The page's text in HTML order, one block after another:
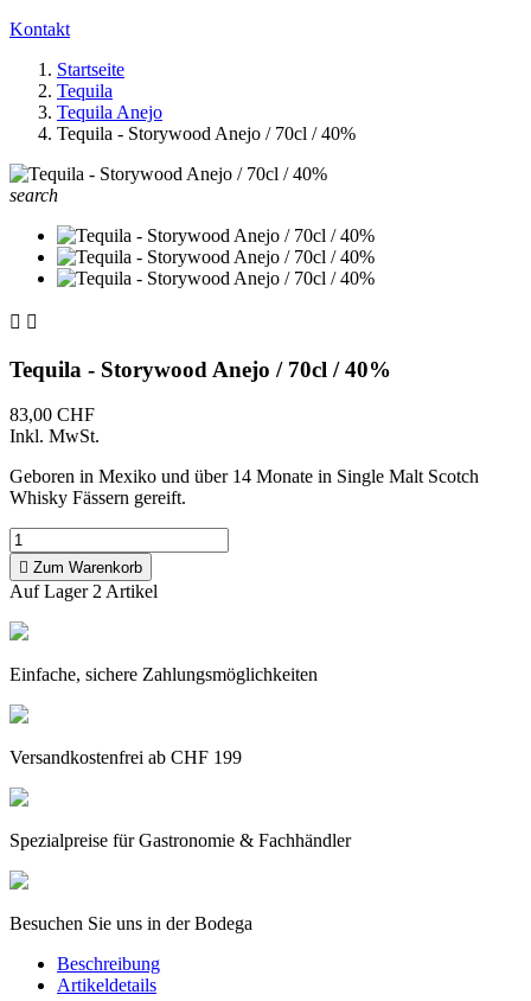
Kontakt
Startseite
Tequila
Tequila Anejo
Tequila - Storywood Anejo / 70cl / 40%
search
 
Tequila - Storywood Anejo / 70cl / 40%
83,00 CHF
Inkl. MwSt.
Geboren in Mexiko und über 14 Monate in Single Malt Scotch
Whisky Fässern gereift.
 Zum Warenkorb
Auf Lager 2 Artikel
Einfache, sichere Zahlungsmöglichkeiten
Versandkostenfrei ab CHF 199
Spezialpreise für Gastronomie & Fachhändler
Besuchen Sie uns in der Bodega
Beschreibung
Artikeldetails